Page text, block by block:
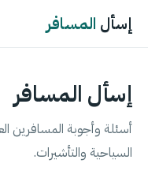
إسأل المسافر
إسأل المسافر
أسئلة وأجوبة المسافرين
السياحية والتأشيرات.